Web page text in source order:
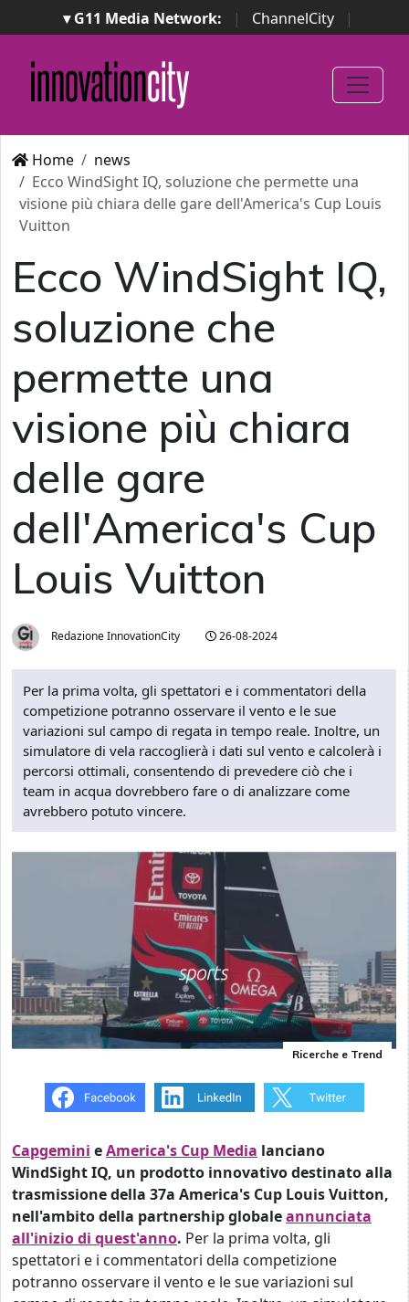
▾ G11 Media Network: | ChannelCity
|
ImpresaCity | SecurityOpenLab | Italian Channel
Awards
Italian Project Awards
Italian Security
Awards
Home
news
Ecco WindSight IQ, soluzione che permette una
visione più chiara delle gare dell'America's Cup Louis
Vuitton
Ecco WindSight IQ,
soluzione che
permette una
visione più chiara
delle gare
dell'America's Cup
Louis Vuitton
Redazione InnovationCity 26-08-2024
Per la prima volta, gli spettatori e i commentatori della
competizione potranno osservare il vento e le sue
variazioni sul campo di regata in tempo reale. Inoltre, un
simulatore di vela raccoglierà i dati sul vento e calcolerà i
percorsi ottimali, consentendo di prevedere ciò che i
team in acqua dovrebbero fare o di analizzare come
avrebbero potuto vincere.
Ricerche e Trend
Capgemini eAmerica's Cup Media lanciano
WindSight IQ, un prodotto innovativo destinato alla
trasmissione della 37a America's Cup Louis Vuitton,
nell'ambito della partnership globaleannunciata
all'inizio di quest'anno. Per la prima volta, gli
spettatori e i commentatori della competizione
potranno osservare il vento e le sue variazioni sul